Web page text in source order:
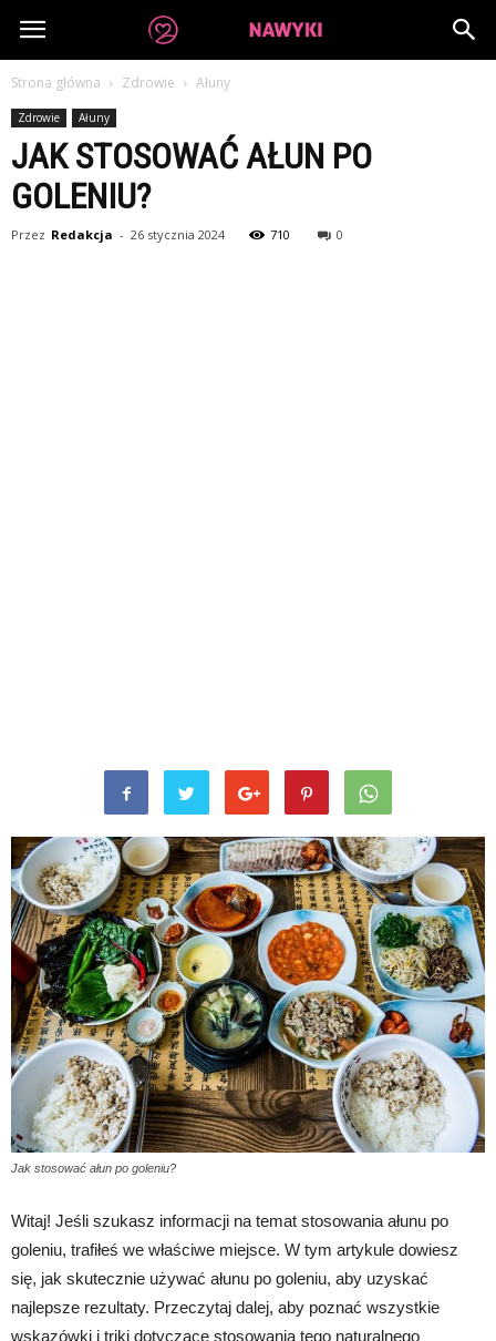
dobrenawyki.pl
Strona główna Zdrowie Ałuny
Zdrowie Ałuny
JAK STOSOWAĆ AŁUN PO
GOLENIU?
Przez Redakcja - 26 stycznia 2024 710 0
Jak stosować ałun po goleniu?
Witaj! Jeśli szukasz informacji na temat stosowania ałunu po
goleniu, trafiłeś we właściwe miejsce. W tym artykule dowiesz
się, jak skutecznie używać ałunu po goleniu, aby uzyskać
najlepsze rezultaty. Przeczytaj dalej, aby poznać wszystkie
wskazówki i triki dotyczące stosowania tego naturalnego